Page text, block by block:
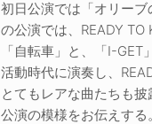
初日公演では「オリー
の公演では、READY TO
「自転車」と、「I-
活動時代に演奏し、
とてもレアな曲たちも
公演の模様をお伝えする。